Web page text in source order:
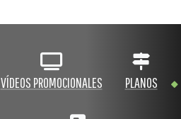
VÍDEOS PROMOCIONALES PLANOS